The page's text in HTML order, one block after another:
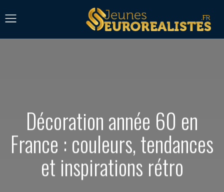
Décoration année 60 en
France : couleurs, tendances
et inspirations rétro